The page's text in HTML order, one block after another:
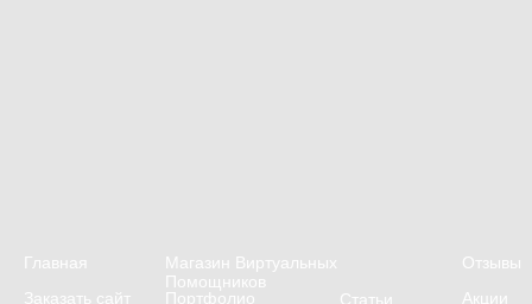
Главная
Магазин Виртуальных
Помощников
Отзывы
Заказать сайт
Портфолио Акции
Статьи